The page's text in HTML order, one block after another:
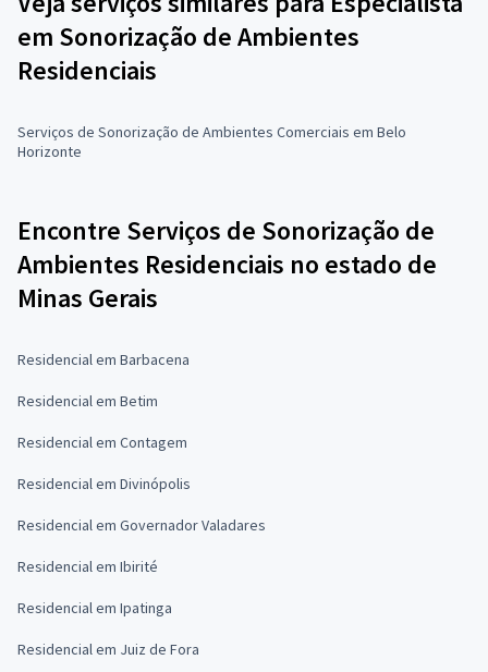
em Sonorização de Ambientes
Residenciais
Serviços de Sonorização de Ambientes Comerciais em Belo
Horizonte
Encontre Serviços de Sonorização de
Ambientes Residenciais no estado de
Minas Gerais
Residencial em Barbacena
Residencial em Betim
Residencial em Contagem
Residencial em Divinópolis
Residencial em Governador Valadares
Residencial em Ibirité
Residencial em Ipatinga
Residencial em Juiz de Fora